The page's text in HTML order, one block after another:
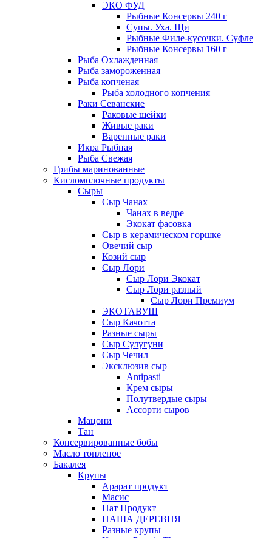
ЭКО ФУД
Рыбные Консервы 240 г
Супы. Уха. Щи
Рыбные Филе-кусочки. Суфле
Рыбные Консервы 160 г
Рыба Охлажденная
Рыба замороженная
Рыба копченая
Рыба холодного копчения
Раки Севанские
Раковые шейки
Живые раки
Варенные раки
Икра Рыбная
Рыба Свежая
Грибы маринованные
Кисломолочные продукты
Сыры
Сыр Чанах
Чанах в ведре
Экокат фасовка
Сыр в керамическом горшке
Овечий сыр
Козий сыр
Сыр Лори
Сыр Лори Экокат
Сыр Лори разный
Сыр Лори Премиум
ЭКОТАВУШ
Сыр Качотта
Разные сыры
Сыр Сулугуни
Сыр Чечил
Эксклюзив сыр
Antipasti
Крем сыры
Полутвердые сыры
Ассорти сыров
Мацони
Тан
Консервированные бобы
Масло топленое
Бакалея
Крупы
Арарат продукт
Масис
Нат Продукт
НАША ДЕРЕВНЯ
Разные крупы